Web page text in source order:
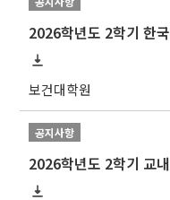
보건대학원
공지사항
2026학년도 2학기 교